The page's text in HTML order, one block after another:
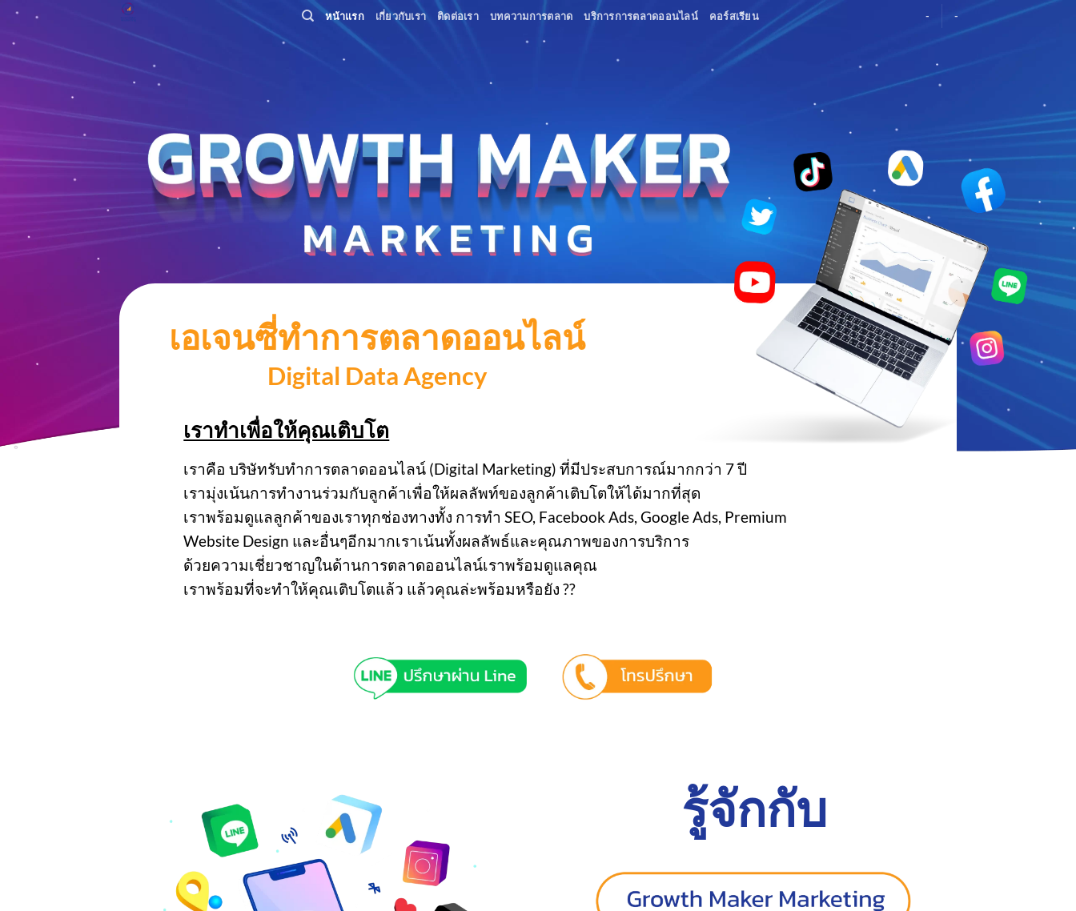
Skip
content
หน้าแรก เกี่ยวกับเรา ติดต่อเรา บทความการตลาด บริการการตลาดออนไลน์ คอร์สเรียน - -
เอเจนซี่ทำการตลาดออนไลน์
Digital Data Agency
เราทำเพื่อให้คุณเติบโต
เราคือ บริษัทรับทำการตลาดออนไลน์ (Digital Marketing) ที่มีประสบการณ์มากกว่า 7 ปี
เรามุ่งเน้นการทำงานร่วมกับลูกค้าเพื่อให้ผลลัพท์ของลูกค้าเติบโตให้ได้มากที่สุด
เราพร้อมดูแลลูกค้าของเราทุกช่องทางทั้ง การทำ SEO, Facebook Ads, Google Ads, Premium
Website Design และอื่นๆอีกมากเราเน้นทั้งผลลัพธ์และคุณภาพของการบริการ
ด้วยความเชี่ยวชาญในด้านการตลาดออนไลน์เราพร้อมดูแลคุณ
เราพร้อมที่จะทำให้คุณเติบโตแล้ว แล้วคุณล่ะพร้อมหรือยัง ??
รู้จักกับ